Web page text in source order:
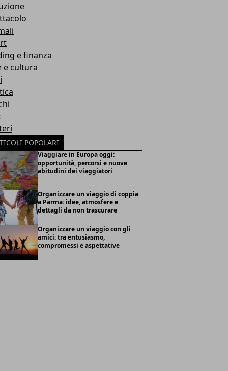
e finanza
e cultura
POPOLARI
Viaggiare in Europa oggi:
opportunità, percorsi e nuove
abitudini dei viaggiatori
Organizzare un viaggio di coppia
a Parma: idee, atmosfere e
dettagli da non trascurare
Organizzare un viaggio con gli
amici: tra entusiasmo,
compromessi e aspettative